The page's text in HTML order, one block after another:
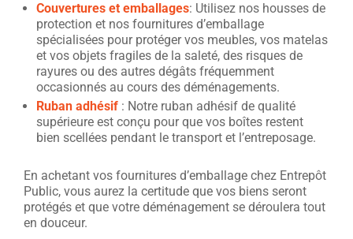
Couvertures et emballages: Utilisez nos housses de
protection et nos fournitures d’emballage
spécialisées pour protéger vos meubles, vos matelas
et vos objets fragiles de la saleté, des risques de
rayures ou des autres dégâts fréquemment
occasionnés au cours des déménagements.
Ruban adhésif : Notre ruban adhésif de qualité
supérieure est conçu pour que vos boîtes restent
bien scellées pendant le transport et l’entreposage.
En achetant vos fournitures d’emballage chez Entrepôt
Public, vous aurez la certitude que vos biens seront
protégés et que votre déménagement se déroulera tout
en douceur.